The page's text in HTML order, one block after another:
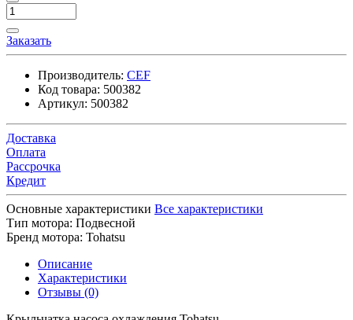
Заказать
Производитель: CEF
Код товара: 500382
Артикул: 500382
Доставка
Оплата
Рассрочка
Кредит
Основные характеристики Все характеристики
Тип мотора: Подвесной
Бренд мотора: Tohatsu
Описание
Характеристики
Отзывы (0)